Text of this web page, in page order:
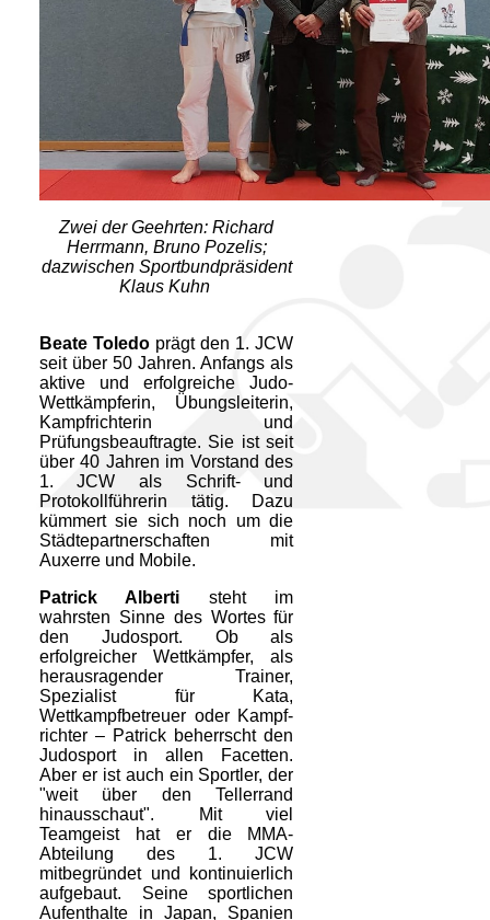
Zwei der Geehrten: Richard
Herrmann, Bruno Pozelis;
dazwischen Sportbundpräsident
Klaus Kuhn
Beate Toledoprägt den 1. JCW
seit über 50 Jahren. Anfangs als
aktive und erfolgreiche Judo-
Wett­kämpferin, Übungsleiterin,
Kampfrichterin und
Prüfungsbeauftragte. Sie ist seit
über 40 Jahren im Vorstand des
1. JCW als Schrift- und
Protokollführerin tätig. Dazu
kümmert sie sich noch um die
Städte­partnerschaften mit
Auxerre und Mobile.
Patrick Alberti steht im
wahrsten Sinne des Wortes für
den Judosport. Ob als
erfolgreicher Wettkämpfer, als
herausragender Trainer,
Spezialist für Kata,
Wettkampfbetreuer oder Kampf­
richter – Patrick beherrscht den
Judosport in allen Facetten.
Aber er ist auch ein Sportler, der
"weit über den Tellerrand
hinausschaut". Mit viel
Teamgeist hat er die MMA-
Abteilung des 1. JCW
mitbegründet und kontinuierlich
aufgebaut. Seine sportlichen
Aufenthalte in Japan, Spanien